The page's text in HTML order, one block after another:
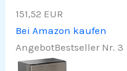
151,52 EUR
Bei Amazon kaufen
AngebotBestseller Nr. 3